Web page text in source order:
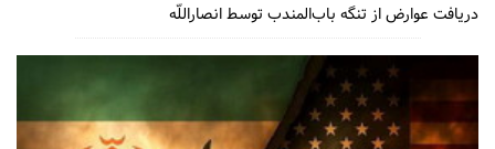
دریافت عوارض از تنگه باب‌المندب توسط انصاراللّه